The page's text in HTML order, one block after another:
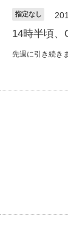
指定なし
14時半頃、
先週に引き続き